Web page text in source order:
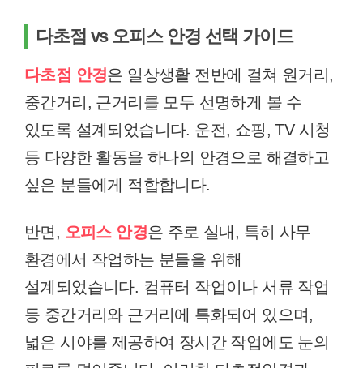
다초점 vs 오피스 안경 선택 가이드
다초점 안경은 일상생활 전반에 걸쳐 원거리,
중간거리, 근거리를 모두 선명하게 볼 수
있도록 설계되었습니다. 운전, 쇼핑, TV 시청
등 다양한 활동을 하나의 안경으로 해결하고
싶은 분들에게 적합합니다.
반면, 오피스 안경은 주로 실내, 특히 사무
환경에서 작업하는 분들을 위해
설계되었습니다. 컴퓨터 작업이나 서류 작업
등 중간거리와 근거리에 특화되어 있으며,
넓은 시야를 제공하여 장시간 작업에도 눈의